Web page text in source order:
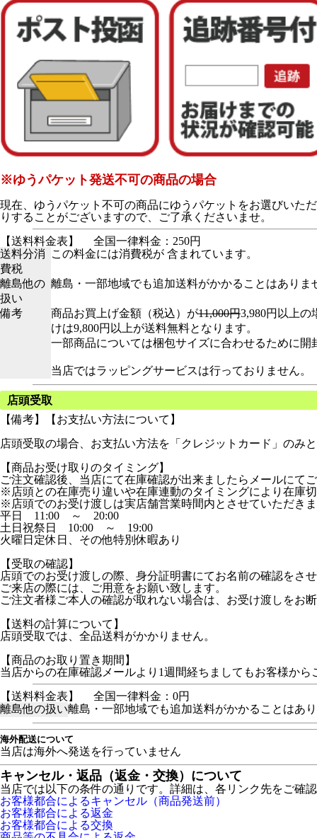
※ゆうパケット発送不可の商品の場合
現在、ゆうパケット不可の商品にゆうパケットをお選びいた
りすることがございますので、ご了承くださいませ。
【送料料金表】
全国一律料金：250円
送料分消
費税
この料金には消費税が 含まれています。
離島他の
扱い
離島・一部地域でも追加送料がかかることはありま
備考 商品お買上げ金額（税込）が11,000円3,980円以上
けは9,800円以上が送料無料となります。
一部商品については梱包サイズに合わせるために
当店ではラッピングサービスは行っておりません。
店頭受取
【備考】【お支払い方法について】
店頭受取の場合、お支払い方法を「クレジットカード」のみ
【商品お受け取りのタイミング】
ご注文確認後、当店にて在庫確認が出来ましたらメールにて
※店頭との在庫売り違いや在庫連動のタイミングにより在庫
※店頭でのお受け渡しは実店舗営業時間内とさせていただき
平日 11:00 ～ 20:00
土日祝祭日 10:00 ～ 19:00
火曜日定休日、その他特別休暇あり
【受取の確認】
店頭でのお受け渡しの際、身分証明書にてお名前の確認をさ
ご来店の際には、ご用意をお願い致します。
ご注文者様ご本人の確認が取れない場合は、お受け渡しをお
【送料の計算について】
店頭受取では、全品送料がかかりません。
【商品のお取り置き期間】
当店からの在庫確認メールより1週間経ちましてもお客様か
【送料料金表】
全国一律料金：0円
離島他の扱い離島・一部地域でも追加送料がかかることはあ
海外配送について
当店は海外へ発送を行っていません
キャンセル・返品（返金・交換）について
当店では以下の条件の通りです。詳細は、各リンク先をご確
お客様都合によるキャンセル（商品発送前）
お客様都合による返金
お客様都合による交換